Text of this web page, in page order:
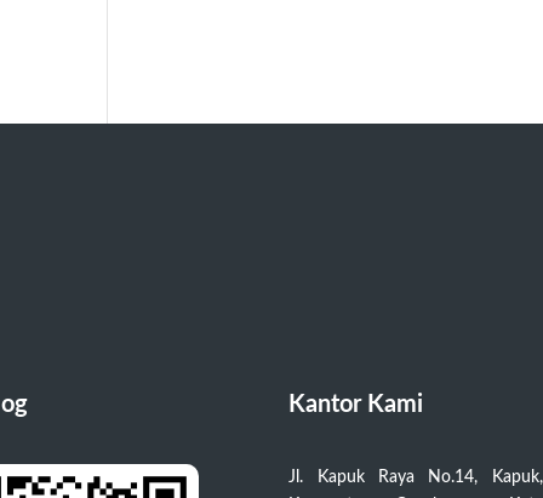
Kantor Kami
Jl. Kapuk Raya No.14, Kapuk,